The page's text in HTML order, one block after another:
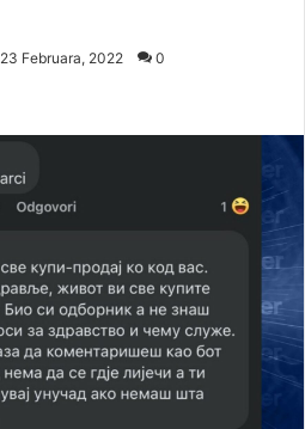
23 Februara, 2022 0